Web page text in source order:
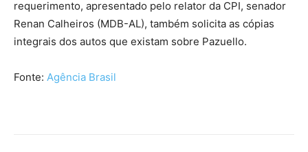
requerimento, apresentado pelo relator da CPI, senador
Renan Calheiros (MDB-AL), também solicita as cópias
integrais dos autos que existam sobre Pazuello.
Fonte: Agência Brasil